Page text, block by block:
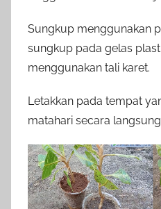
Sungkup menggunakan
sungkup pada gelas
menggunakan tali karet.
Letakkan pada tempat
matahari secara